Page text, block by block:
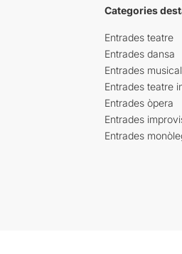
Categories
Entrades teatre
Entrades dansa
Entrades
Entrades teatre
Entrades òpera
Entrades
Entrades